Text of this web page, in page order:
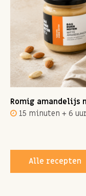
Romig amandelijs
15 minuten + 6
Alle recepten